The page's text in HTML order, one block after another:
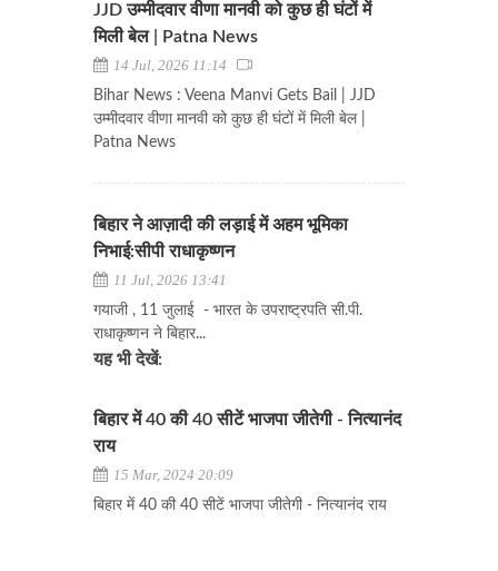
JJD उम्मीदवार वीणा मानवी को कुछ ही घंटों में
मिली बेल | Patna News
14 Jul, 2026 11:14
Bihar News : Veena Manvi Gets Bail | JJD
उम्मीदवार वीणा मानवी को कुछ ही घंटों में मिली बेल |
Patna News
बिहार ने आज़ादी की लड़ाई में अहम भूमिका
निभाई:सीपी राधाकृष्णन
11 Jul, 2026 13:41
गयाजी , 11 जुलाई - भारत के उपराष्ट्रपति सी.पी.
राधाकृष्णन ने बिहार...
यह भी देखें:
बिहार में 40 की 40 सीटें भाजपा जीतेगी - नित्यानंद
राय
15 Mar, 2024 20:09
बिहार में 40 की 40 सीटें भाजपा जीतेगी - नित्यानंद राय